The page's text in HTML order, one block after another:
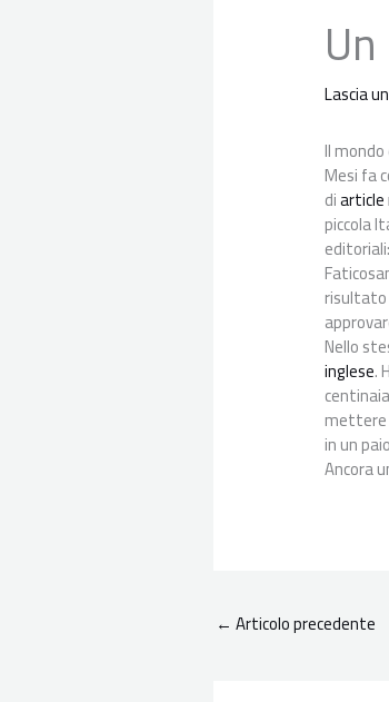
Lascia
Il
Mesi fa
di
piccola
risultato
Nello
inglese.
mettere
in un
Ancora
← Articolo precedente